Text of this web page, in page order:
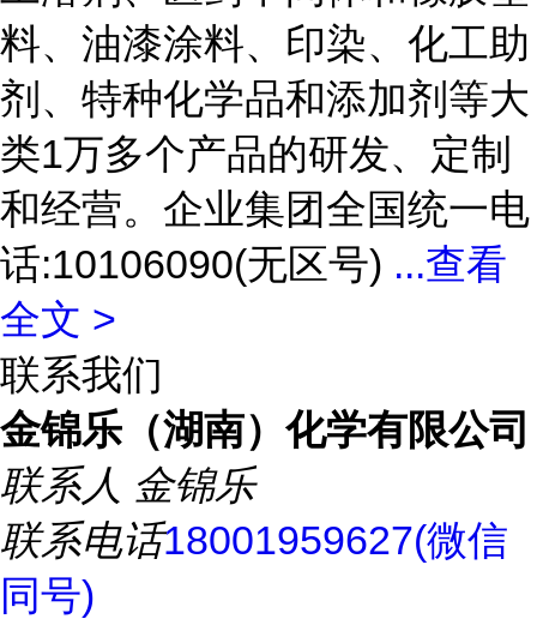
料、油漆涂料、印染、化工助
剂、特种化学品和添加剂等大
类1万多个产品的研发、定制
和经营。企业集团全国统一电
话:10106090(无区号) ...查看
全文 >
联系我们
金锦乐（湖南）化学有限公司
联系人 金锦乐
联系电话18001959627(微信
同号)